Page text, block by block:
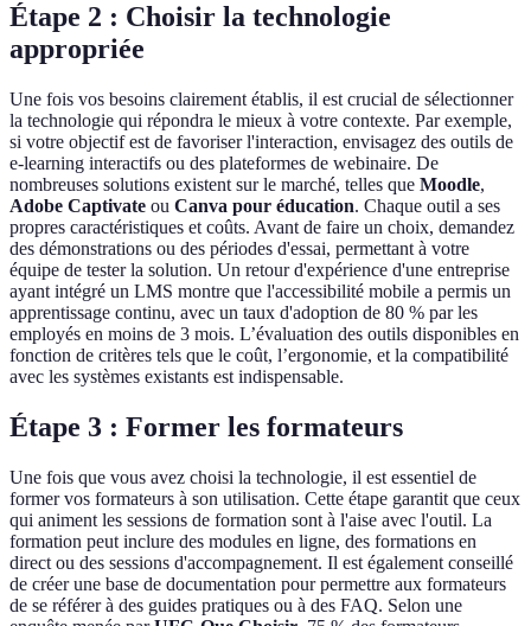
Étape 2 : Choisir la technologie
appropriée
Une fois vos besoins clairement établis, il est crucial de sélectionner
la technologie qui répondra le mieux à votre contexte. Par exemple,
si votre objectif est de favoriser l'interaction, envisagez des outils de
e-learning interactifs ou des plateformes de webinaire. De
nombreuses solutions existent sur le marché, telles que Moodle,
Adobe Captivate ou Canva pour éducation. Chaque outil a ses
propres caractéristiques et coûts. Avant de faire un choix, demandez
des démonstrations ou des périodes d'essai, permettant à votre
équipe de tester la solution. Un retour d'expérience d'une entreprise
ayant intégré un LMS montre que l'accessibilité mobile a permis un
apprentissage continu, avec un taux d'adoption de 80 % par les
employés en moins de 3 mois. L’évaluation des outils disponibles en
fonction de critères tels que le coût, l’ergonomie, et la compatibilité
avec les systèmes existants est indispensable.
Étape 3 : Former les formateurs
Une fois que vous avez choisi la technologie, il est essentiel de
former vos formateurs à son utilisation. Cette étape garantit que ceux
qui animent les sessions de formation sont à l'aise avec l'outil. La
formation peut inclure des modules en ligne, des formations en
direct ou des sessions d'accompagnement. Il est également conseillé
de créer une base de documentation pour permettre aux formateurs
de se référer à des guides pratiques ou à des FAQ. Selon une